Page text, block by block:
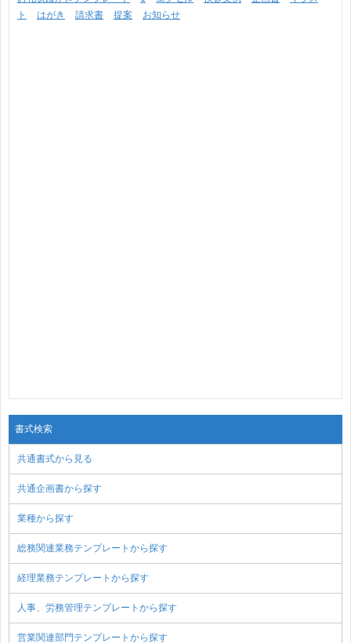
ト
はがき 請求書 提案 お知らせ
書式検索
共通書式から見る
共通企画書から探す
業種から探す
総務関連業務テンプレートから探す
経理業務テンプレートから探す
人事、労務管理テンプレートから探す
営業関連部門テンプレートから探す